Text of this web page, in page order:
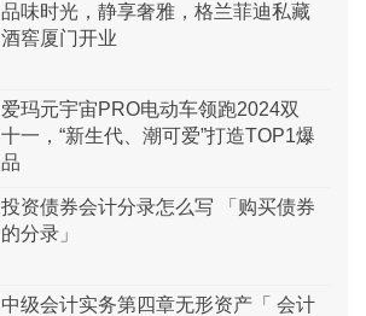
品味时光，静享奢雅，格兰菲迪私藏
酒窖厦门开业
爱玛元宇宙PRO电动车领跑2024双
十一，“新生代、潮可爱”打造TOP1爆
品
投资债券会计分录怎么写 「购买债券
的分录」
中级会计实务第四章无形资产「 会计